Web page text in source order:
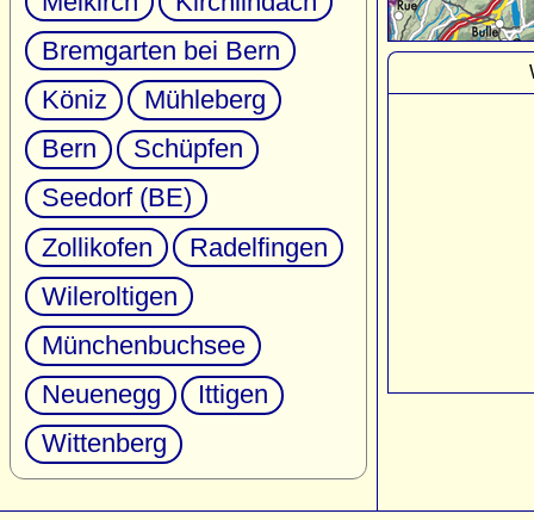
Bremgarten bei Bern
Köniz
Mühleberg
Bern
Schüpfen
Seedorf (BE)
Zollikofen
Radelfingen
Wileroltigen
Münchenbuchsee
Neuenegg
Ittigen
Wittenberg